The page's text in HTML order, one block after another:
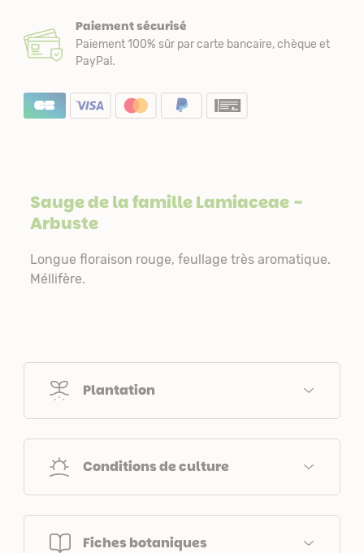
Paiement sécurisé
Paiement 100% sûr par carte bancaire, chèque et
PayPal.
Sauge de la familleLamiaceae-
Arbuste
Longue floraison rouge, feullage très aromatique.
Méllifère.
Plantation
Conditions de culture
Fiches botaniques